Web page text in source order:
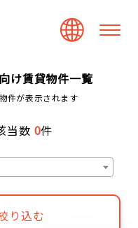
け賃貸物件一覧
件が表示されます
当数 0件
り込む